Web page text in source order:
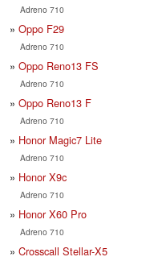
Adreno 710
Oppo F29
Adreno 710
Oppo Reno13 FS
Adreno 710
Oppo Reno13 F
Adreno 710
Honor Magic7 Lite
Adreno 710
Honor X9c
Adreno 710
Honor X60 Pro
Adreno 710
Crosscall Stellar-X5